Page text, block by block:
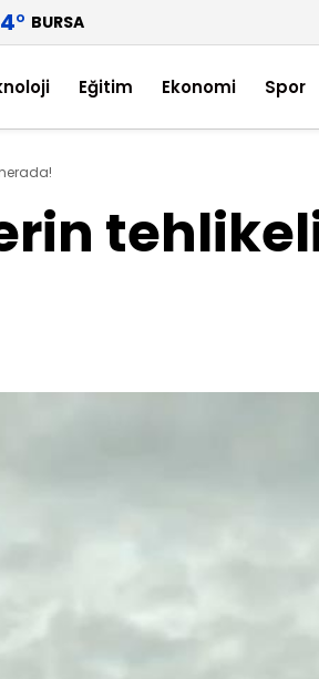
° BURSA
Eğitim Ekonomi Spor